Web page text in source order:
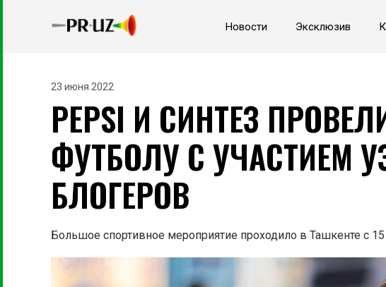
Новости Эксклюзив
23 июня 2022
PEPSI И СИНТЕЗ
ФУТБОЛУ С УЧАСТИЕМ
БЛОГЕРОВ
Большое спортивное мероприятие проходило в Ташкенте с